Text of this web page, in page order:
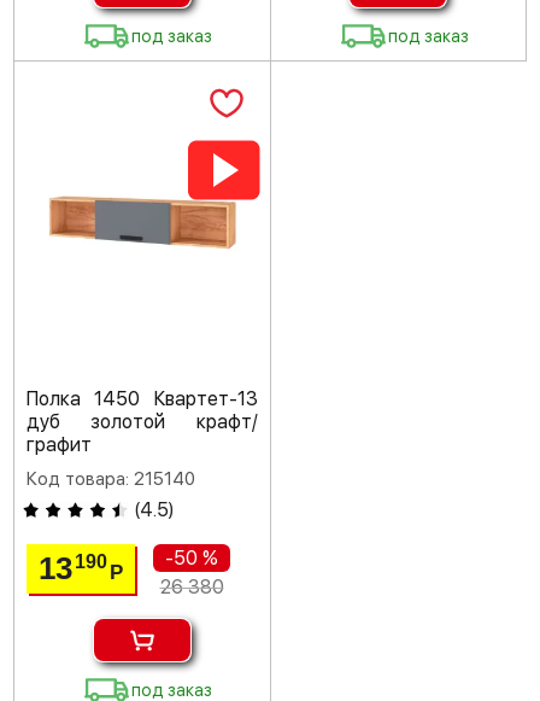
под заказ под заказ
Полка 1450 Квартет-13
дуб золотой крафт/
графит
Код товара: 215140
(4.5)
13190Р
-50 %
26 380
под заказ